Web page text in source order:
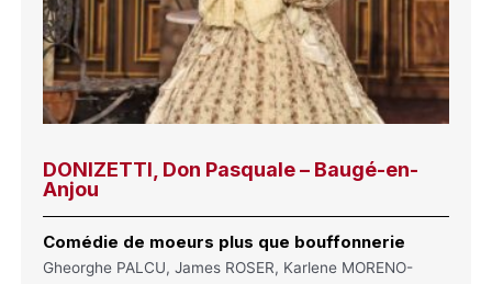
DONIZETTI, Don Pasquale – Baugé-en-
Anjou
Comédie de moeurs plus que bouffonnerie
Gheorghe PALCU, James ROSER, Karlene MORENO-